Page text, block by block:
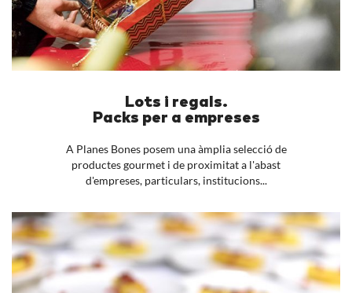
Lots i regals.
Packs per a empreses
A Planes Bones posem una àmplia selecció de
productes gourmet i de proximitat a l'abast
d'empreses, particulars, institucions...